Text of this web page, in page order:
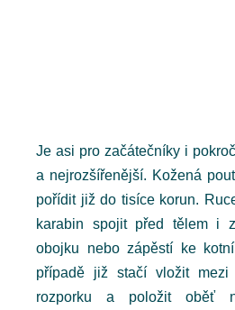
Je asi pro začátečníky i
a nejrozšířenější. Kožená
pořídit již do tisíce korun.
karabin spojit před tělem i
obojku nebo zápěstí ke
případě již stačí vložit
rozporku a položit oběť